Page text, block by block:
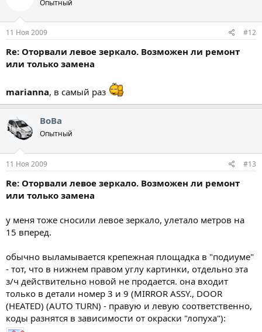
Опытный
11 Ноя 2009 #12
Re: Оторвали левое зеркало. Возможен ли ремонт
или только замена
marianna, в самый раз
ВоВа
Опытный
11 Ноя 2009 #13
Re: Оторвали левое зеркало. Возможен ли ремонт
или только замена
у меня тоже сносили левое зеркало, улетало метров на
15 вперед.
обычно выламывается крепежная площадка в "подиуме"
- тот, что в нижнем правом углу картинки, отдельно эта
з/ч действительно новой не продается. она входит
только в детали номер 3 и 9 (MIRROR ASSY., DOOR
(HEATED) (AUTO TURN) - правую и левую соответственно,
коды разнятся в зависимости от окраски "лопуха"):